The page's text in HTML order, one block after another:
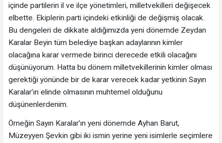
içinde partilerin il ve ilçe yönetimleri, milletvekilleri değişecek
elbette. Ekiplerin parti içindeki etkinliği de değişmiş olacak.
Bu dengeleri de dikkate aldığımızda yeni dönemde Zeydan
Karalar Beyin tüm belediye başkan adaylarının kimler
olacağına karar vermede birinci derecede etkili olacağını
düşünüyorum. Hatta bu dönem milletvekillerinin kimler olması
gerektiği yönünde bir de karar verecek kadar yetkinin Sayın
Karalar’ın elinde olmasının muhtemel olduğunu
düşünenlerdenim.
Örneğin Sayın Karalar’ın yeni dönemde Ayhan Barut,
Müzeyyen Şevkin gibi iki ismin yerine yeni isimlerle seçimlere